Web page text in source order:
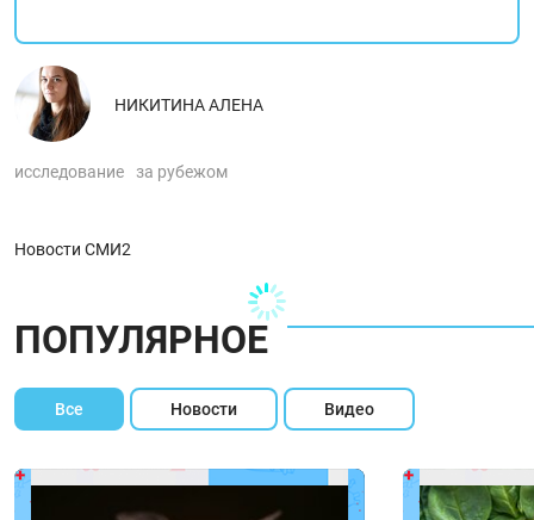
НИКИТИНА АЛЕНА
исследование за рубежом
Новости СМИ2
ПОПУЛЯРНОЕ
Все Новости Видео